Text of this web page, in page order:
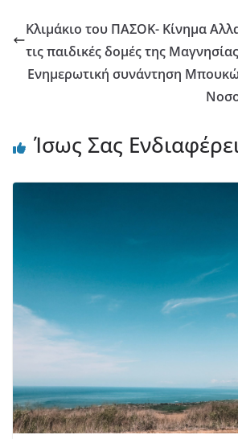
Κλιμάκιο του ΠΑΣΟΚ- Κίνημα
τις παιδικές δομές της Μαγνησίας
Ενημερωτική συνάντηση
Ίσως Σας